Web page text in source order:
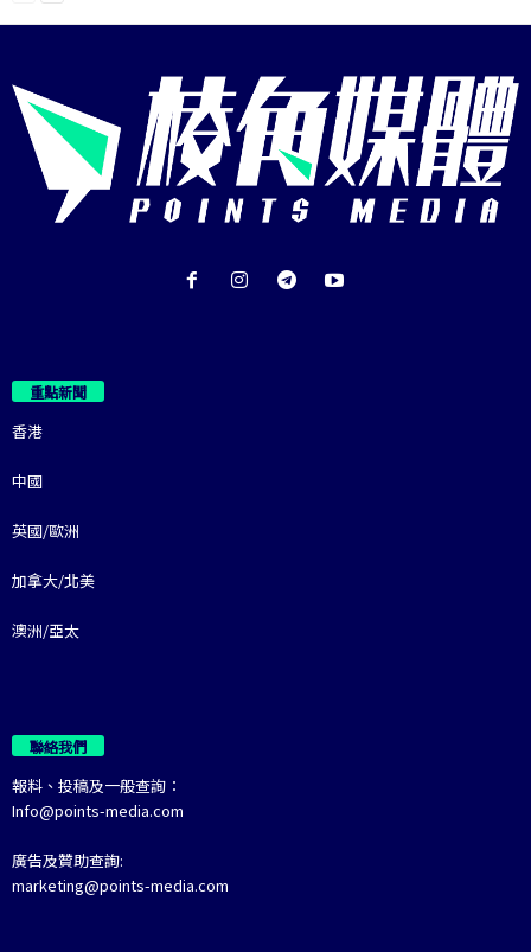
重點新聞
香港
中國
英國/歐洲
加拿大/北美
澳洲/亞太
聯絡我們
報料、投稿及一般查詢：
Info@points-media.com
廣告及贊助查詢:
marketing@points-media.com